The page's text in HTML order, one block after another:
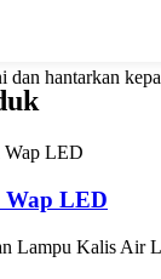
dan hantarkan
LED